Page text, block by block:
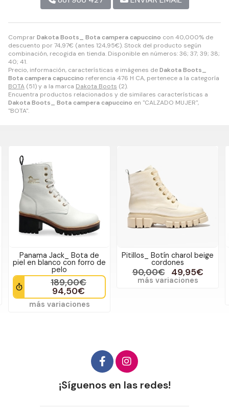
ComprarDakota Boots_ Bota campera capuccino con 40,000% de
descuento por74,97€ (antes 124,95€). Stock del producto según
combinación, recogida en tienda. Disponible en números: 36; 37; 39; 38;
40; 41.
Precio, información, características e imágenes deDakota Boots_
Bota campera capuccino referencia 476 H CA, pertenece a la categoría
BOTA (51) y a la marca Dakota Boots (2).
Encuentra productos relacionados y de similares características a
Dakota Boots_ Bota campera capuccino en "CALZADO MUJER",
"BOTA".
Panama Jack_ Bota de
piel en blanco con forro de
pelo
189,00€
94,50€
más variaciones
Pitillos_ Botín charol beige
cordones
90,00€ 49,95€
más variaciones
¡Síguenos en las redes!